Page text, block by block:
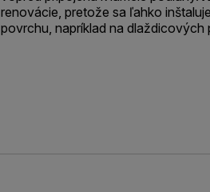
renovácie, pretože sa ľahko
povrchu, napríklad na dlaždicových